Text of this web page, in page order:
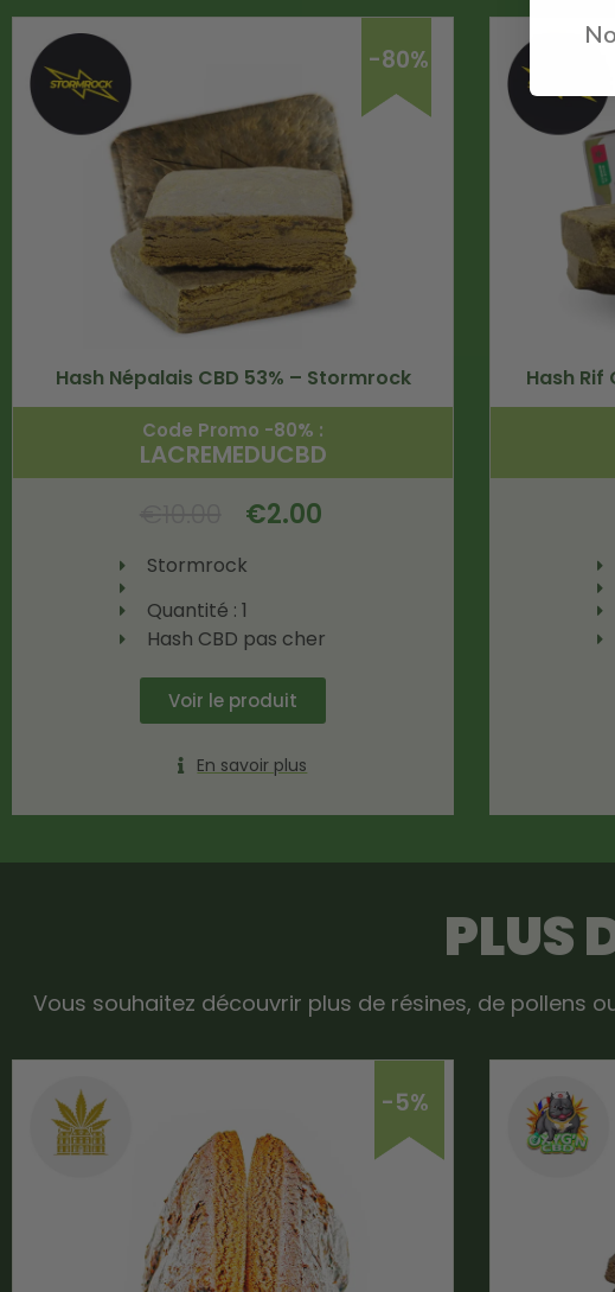
-80%
Hash Népalais CBD 53% – Stormrock
Code Promo -80% :
LACREMEDUCBD
€2.00
Stormrock
Quantité : 1
Hash CBD pas cher
Voir le produit
En savoir plus
Hash Rif
PLUS
Vous souhaitez découvrir plus de résines, de pollens
-5%